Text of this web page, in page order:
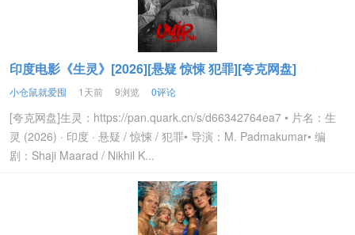
印度电影《生灵》[2026][悬疑 惊悚 犯罪][夸克网盘]
小仓鼠就爱囤 1天前 9浏览 0评论
[夸克网盘]生灵：https://pan.quark.cn/s/d66342764ea7 • 片名：生
灵 (2026) · 印度 · 悬疑 / 惊悚 / 犯罪• 导演：M. Padmakumar• 编
剧：Shaji Maarad / Nikhil K...